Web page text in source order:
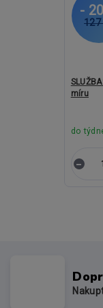
127
-
míru
do